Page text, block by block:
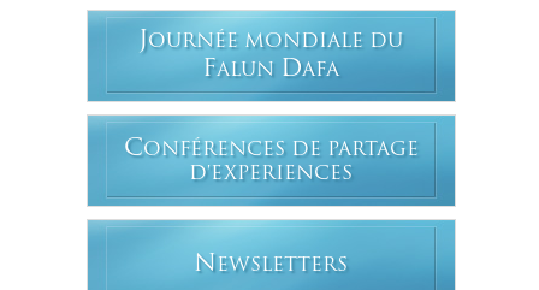
JOURNÉE MONDIALE DU
FALUN DAFA
CONFÉRENCES DE PARTAGE
D'EXPERIENCES
N EWSLETTERS